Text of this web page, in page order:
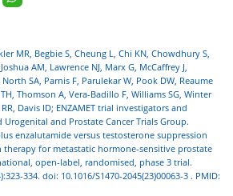
MR, Begbie S, Cheung L, Chi KN, Chowdhury S,
AM, Lawrence NJ, Marx G, McCaffrey J,
SA, Parnis F, Parulekar W, Pook DW, Reaume
Thomson A, Vera-Badillo F, Williams SG, Winter
Davis ID; ENZAMET trial investigators and
and Prostate Cancer Trials Group.
enzalutamide versus testosterone suppression
for metastatic hormone-sensitive prostate
open-label, randomised, phase 3 trial.
334. doi: 10.1016/S1470-2045(23)00063-3 . PMID: